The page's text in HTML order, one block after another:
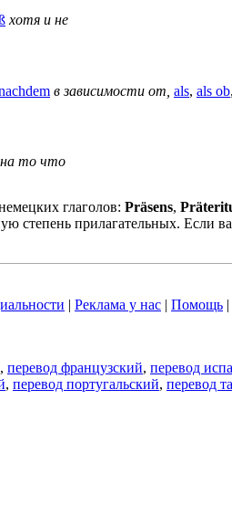
хотя и не
в зависимости от, als, als ob,
то что
глаголов: Präsens,
степень прилагательных.
| Реклама у нас | Помощь |
, перевод французский, перевод
, перевод португальский, перевод